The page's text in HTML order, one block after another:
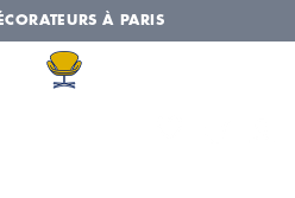
À PARIS